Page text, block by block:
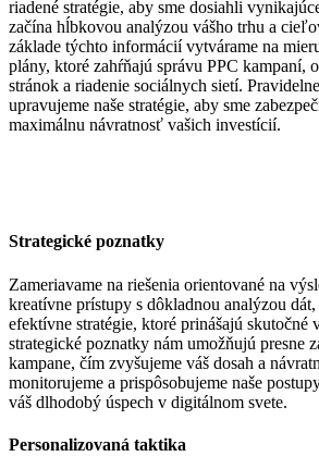
riadené stratégie, aby sme dosiahli
začína hĺbkovou analýzou vášho trhu a
základe týchto informácií vytvárame na
plány, ktoré zahŕňajú správu PPC kampaní,
stránok a riadenie sociálnych sietí.
upravujeme naše stratégie, aby sme
maximálnu návratnosť vašich investícií.
Strategické poznatky
Zameriavame na riešenia orientované na
kreatívne prístupy s dôkladnou analýzou
efektívne stratégie, ktoré prinášajú skutočné
strategické poznatky nám umožňujú presne
kampane, čím zvyšujeme váš dosah a
monitorujeme a prispôsobujeme naše
váš dlhodobý úspech v digitálnom svete.
Personalizovaná taktika